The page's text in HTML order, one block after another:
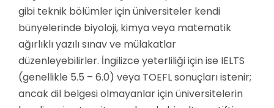
gibi teknik bölümler için üniversiteler kendi
bünyelerinde biyoloji, kimya veya matematik
ağırlıklı yazılı sınav ve mülakatlar
düzenleyebilirler. İngilizce yeterliliği için ise IELTS
(genellikle 5.5 – 6.0) veya TOEFL sonuçları istenir;
ancak dil belgesi olmayanlar için üniversitelerin